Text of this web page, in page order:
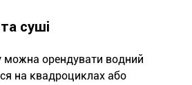
суші
можна орендувати водний
на квадроциклах або